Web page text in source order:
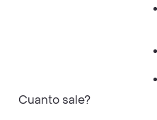
Cuanto sale?